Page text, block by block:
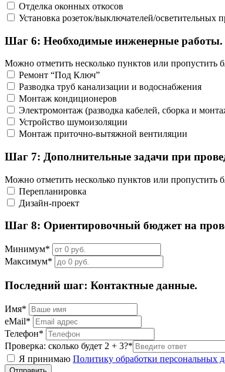
Отделка оконных откосов
Установка розеток/выключателей/осветительных
Шаг 6: Необходимые инженерные работы.
Можно отметить несколько пунктов или пропустить
Ремонт “Под Ключ”
Разводка труб канализации и водоснабжения
Монтаж кондиционеров
Электромонтаж (разводка кабелей, сборка и
Устройство шумоизоляции
Монтаж приточно-вытяжной вентиляции
Шаг 7: Дополнительные задачи при
Можно отметить несколько пунктов или пропустить
Перепланировка
Дизайн-проект
Шаг 8: Ориентировочный бюджет на
Минимум*
Максимум*
Последний шаг: Контактные данные.
Имя*
eMail*
Телефон*
Проверка: сколько будет 2 + 3?*
Я принимаю Политику обработки персональных